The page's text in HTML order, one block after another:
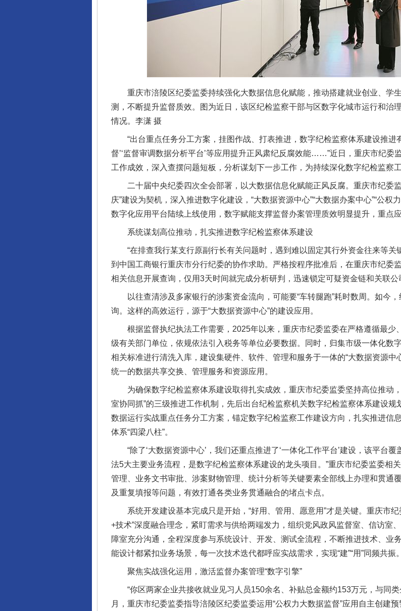
重庆市涪陵区纪委监委持续强化大数据信息化赋能，推动搭建就业创业、学
测，不断提升监督质效。图为近日，该区纪检监察干部与区数字化城市运行和治
情况。李潇 摄
“出台重点任务分工方案，挂图作战、打表推进，数字纪检监察体系建设推进
督’‘监督审调数据分析平台’等应用提升正风肃纪反腐效能……”近日，重庆市纪委
工作成效，深入查摆问题短板，分析谋划下一步工作，为持续深化数字纪检监察工
二十届中央纪委四次全会部署，以大数据信息化赋能正风反腐。重庆市纪委
庆”建设为契机，深入推进数字化建设，“大数据资源中心”“大数据办案中心”“公权
数字化应用平台陆续上线使用，数字赋能支撑监督办案管理质效明显提升，重点
系统谋划高位推动，扎实推进数字纪检监察体系建设
“在排查我行某支行原副行长有关问题时，遇到难以固定其行外资金往来等
到中国工商银行重庆市分行纪委的协作求助。严格按程序批准后，在重庆市纪委
相关信息开展查询，仅用3天时间就完成分析研判，迅速锁定可疑资金链和关联公
以往查清涉及多家银行的涉案资金流向，可能要“车转腿跑”耗时数周。如今
询。这样的高效运行，源于“大数据资源中心”的建设应用。
根据监督执纪执法工作需要，2025年以来，重庆市纪委监委在严格遵循最少
级有关部门单位，依规依法引入税务等单位必要数据。同时，归集市级一体化数
相关标准进行清洗入库，建设集硬件、软件、管理和服务于一体的“大数据资源
统一的数据共享交换、管理服务和资源应用。
为确保数字纪检监察体系建设取得扎实成效，重庆市纪委监委坚持高位推动
室协同抓”的三级推进工作机制，先后出台纪检监察机关数字纪检监察体系建设
数据运行实战重点任务分工方案，锚定数字纪检监察工作建设方向，扎实推进信
体系“四梁八柱”。
“除了‘大数据资源中心’，我们还重点推进了‘一体化工作平台’建设，该平台覆
法5大主要业务流程，是数字纪检监察体系建设的龙头项目。”重庆市纪委监委相
管理、业务文书审批、涉案财物管理、统计分析等关键要素全部线上办理和贯通
及重复填报等问题，有效打通各类业务贯通融合的堵点卡点。
系统开发建设基本完成只是开始，“好用、管用、愿意用”才是关键。重庆市纪
+技术”深度融合理念，紧盯需求与供给两端发力，组织党风政风监督室、信访室
障室充分沟通，全程深度参与系统设计、开发、测试全流程，不断推进技术、业
能设计都紧扣业务场景，每一次技术迭代都呼应实战需求，实现“建”“用”同频共振。
聚焦实战强化运用，激活监督办案管理“数字引擎”
“你区两家企业共接收就业见习人员150余名、补贴总金额约153万元，与同
月，重庆市纪委监委指导涪陵区纪委监委运用“公权力大数据监督”应用自主创建